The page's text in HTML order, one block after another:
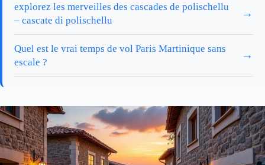
explorez les merveilles des cascades de polischellu
– cascate di polischellu
→
Quel est le vrai temps de vol Paris Martinique sans
escale ?
→